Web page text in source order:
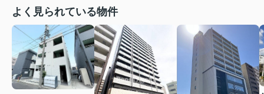
よく見られている物件